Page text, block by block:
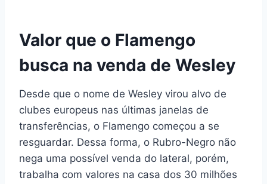
Valor que o Flamengo
busca na venda de Wesley
Desde que o nome de Wesley virou alvo de
clubes europeus nas últimas janelas de
transferências, o Flamengo começou a se
resguardar. Dessa forma, o Rubro-Negro não
nega uma possível venda do lateral, porém,
trabalha com valores na casa dos 30 milhões